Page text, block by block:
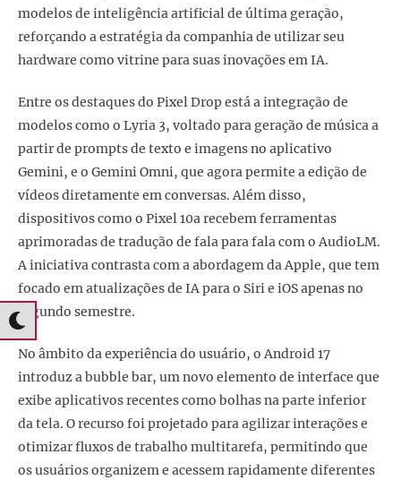
modelos de inteligência artificial de última geração,
reforçando a estratégia da companhia de utilizar seu
hardware como vitrine para suas inovações em IA.
Entre os destaques do Pixel Drop está a integração de
modelos como o Lyria 3, voltado para geração de música a
partir de prompts de texto e imagens no aplicativo
Gemini, e o Gemini Omni, que agora permite a edição de
vídeos diretamente em conversas. Além disso,
dispositivos como o Pixel 10a recebem ferramentas
aprimoradas de tradução de fala para fala com o AudioLM.
A iniciativa contrasta com a abordagem da Apple, que tem
focado em atualizações de IA para o Siri e iOS apenas no
segundo semestre.
No âmbito da experiência do usuário, o Android 17
introduz a bubble bar, um novo elemento de interface que
exibe aplicativos recentes como bolhas na parte inferior
da tela. O recurso foi projetado para agilizar interações e
otimizar fluxos de trabalho multitarefa, permitindo que
os usuários organizem e acessem rapidamente diferentes